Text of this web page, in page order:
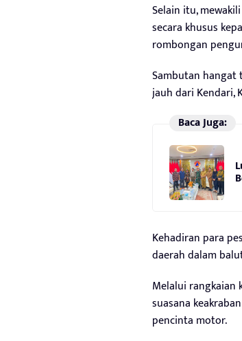
Selain itu,
secara khusus
rombongan
Sambutan hangat
jauh dari Kendari,
Baca Juga:
Kehadiran para
daerah dalam
Melalui rangkaian
suasana
pencinta motor.